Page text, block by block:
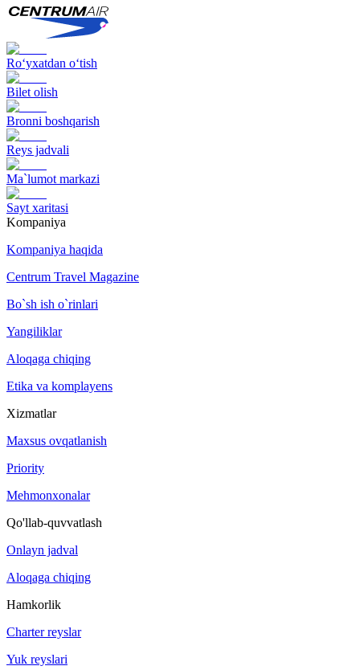
Ro‘yxatdan o‘tish
Bilet olish
Bronni boshqarish
Reys jadvali
Ma`lumot markazi
Sayt xaritasi
Kompaniya
Kompaniya haqida
Centrum Travel Magazine
Bo`sh ish o`rinlari
Yangiliklar
Aloqaga chiqing
Etika va komplayens
Xizmatlar
Maxsus ovqatlanish
Priority
Mehmonxonalar
Qo'llab-quvvatlash
Onlayn jadval
Aloqaga chiqing
Hamkorlik
Charter reyslar
Yuk reyslari